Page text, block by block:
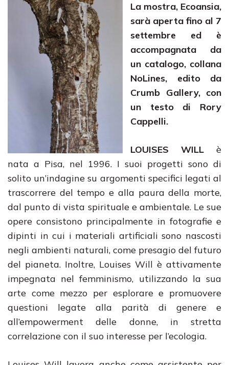
La mostra, Ecoansia,
sarà aperta fino al 7
settembre ed è
accompagnata da
un catalogo, collana
NoLines, edito da
Crumb Gallery, con
un testo di Rory
Cappelli.
LOUISES WILL è
nata a Pisa, nel 1996. I suoi progetti sono di
solito un’indagine su argomenti specifici legati al
trascorrere del tempo e alla paura della morte,
dal punto di vista spirituale e ambientale. Le sue
opere consistono principalmente in fotografie e
dipinti in cui i materiali artificiali sono nascosti
negli ambienti naturali, come presagio del futuro
del pianeta. Inoltre, Louises Will è attivamente
impegnata nel femminismo, utilizzando la sua
arte come mezzo per esplorare e promuovere
questioni legate alla parità di genere e
all’empowerment delle donne, in stretta
correlazione con il suo interesse per l’ecologia.